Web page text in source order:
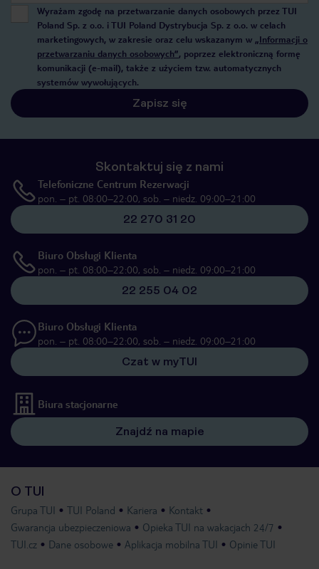
Wyrażam zgodę na przetwarzanie danych osobowych przez TUI
Poland Sp. z o.o. i TUI Poland Dystrybucja Sp. z o.o. w celach
marketingowych, w zakresie oraz celu wskazanym w „Informacji o
przetwarzaniu danych osobowych”, poprzez elektroniczną formę
komunikacji (e-mail), także z użyciem tzw. automatycznych
systemów wywołujących.
Zapisz się
Skontaktuj się z nami
Telefoniczne Centrum Rezerwacji
pon. – pt. 08:00–22:00, sob. – niedz. 09:00–21:00
22 270 31 20
Biuro Obsługi Klienta
pon. – pt. 08:00–22:00, sob. – niedz. 09:00–21:00
22 255 04 02
Biuro Obsługi Klienta
pon. – pt. 08:00–22:00, sob. – niedz. 09:00–21:00
Czat w myTUI
Biura stacjonarne
Znajdź na mapie
O TUI
Grupa TUI TUI Poland Kariera
Kontakt
Gwarancja ubezpieczeniowa
Opieka TUI na wakacjach 24/7
TUI.cz
Dane osobowe Aplikacja mobilna TUI Opinie TUI